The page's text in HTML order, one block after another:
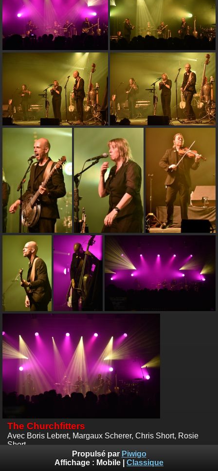
The Churchfitters
Avec Boris Lebret, Margaux Scherer, Chris Short, Rosie
Short
Festival celte en Gévaudan, Saugues
© Emile Zeizig
Propulsé par Piwigo
Affichage : Mobile Classique